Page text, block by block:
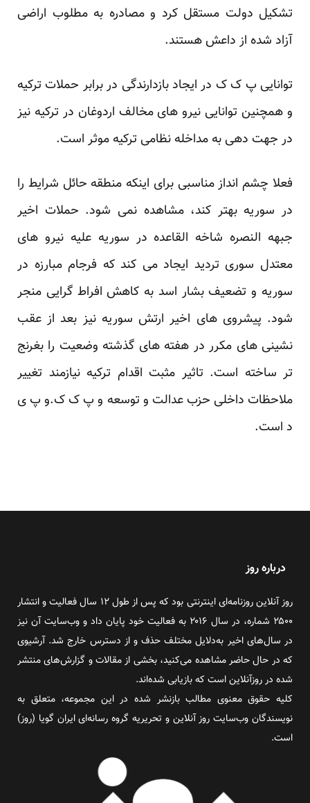
تشکیل دولت مستقل کرد و مصادره به مطلوب اراضی
آزاد شده از داعش هستند.
توانایی پ ک ک در ایجاد بازدارندگی در برابر حملات ترکیه
و همچنین توانایی نیرو های مخالف اردوغان در ترکیه نیز
در جهت دهی به مداخله نظامی ترکیه موثر است.
فعلا چشم انداز مناسبی برای اینکه منطقه حائل شرایط را
در سوریه بهتر کند، مشاهده نمی شود. حملات اخیر
جبهه النصره شاخه القاعده در سوریه علیه نیرو های
معتدل سوری تردید ایجاد می کند که فرجام مبارزه در
سوریه و تضعیف بشار اسد به کاهش افراط گرایی منجر
شود. پیشروی های اخیر ارتش سوریه نیز بعد از عقب
نشینی های مکرر در هفته های گذشته وضعیت را بغرنج
تر ساخته است. تاثیر مثبت اقدام ترکیه نیازمند تغییر
ملاحظات داخلی حزب عدالت و توسعه و پ ک ک.و پ ی
د است.
درباره روز
روز آنلاین روزنامه‌ای اینترنتی بود که پس از طول ۱۲ سال فعالیت و انتشار
۲۵۰۰ شماره، در سال ۲۰۱۶ به فعالیت خود پایان داد و وب‌سایت آن نیز
در سال‌های اخیر به‌دلایل مختلف حذف و از دسترس خارج شد. آرشیوی
که در حال حاضر مشاهده می‌کنید، بخشی از مقالات و گزارش‌های منتشر
شده در روزآنلاین است که بازیابی شده‌اند.
کلیه حقوق معنوی مطالب بازنشر شده در این مجموعه، متعلق به
نویسندگان وب‌سایت روز آنلاین و تحریریه گروه رسانه‌ای ایران گویا (روز)
است.